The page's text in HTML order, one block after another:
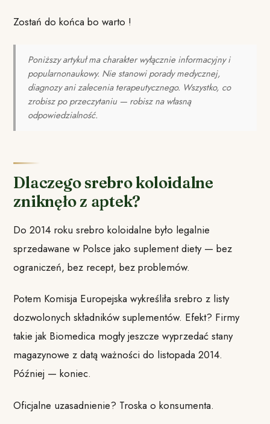
Zostań do końca bo warto !
Poniższy artykuł ma charakter wyłącznie informacyjny i
popularnonaukowy. Nie stanowi porady medycznej,
diagnozy ani zalecenia terapeutycznego. Wszystko, co
zrobisz po przeczytaniu — robisz na własną
odpowiedzialność.
Dlaczego srebro koloidalne
zniknęło z aptek?
Do 2014 roku srebro koloidalne było legalnie
sprzedawane w Polsce jako suplement diety — bez
ograniczeń, bez recept, bez problemów.
Potem Komisja Europejska wykreśliła srebro z listy
dozwolonych składników suplementów. Efekt? Firmy
takie jak Biomedica mogły jeszcze wyprzedać stany
magazynowe z datą ważności do listopada 2014.
Później — koniec.
Oficjalne uzasadnienie? Troska o konsumenta.